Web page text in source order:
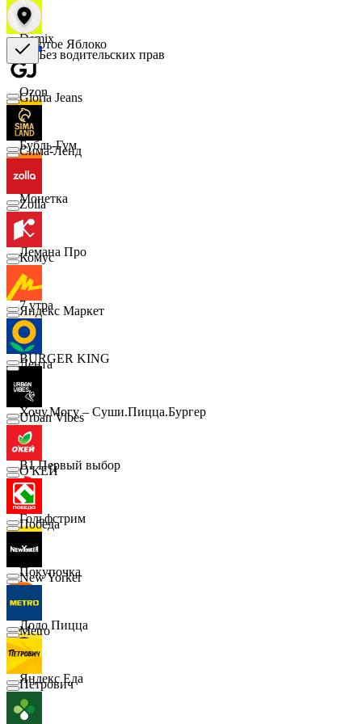
Demix
Ozon
Бубль-Гум
Монетка
Лемана Про
7 утра
BURGER KING
Хочу.Могу – Суши.Пицца.Бургер
B1 Первый выбор
Гольфстрим
Покупочка
Додо Пицца
Яндекс Еда
Золотое Яблоко
Gloria Jeans
Сима-Ленд
Zolla
Комус
Яндекс Маркет
Лента
Urban Vibes
О'КЕЙ
Победа
New Yorker
Metro
Петрович
Без водительских прав